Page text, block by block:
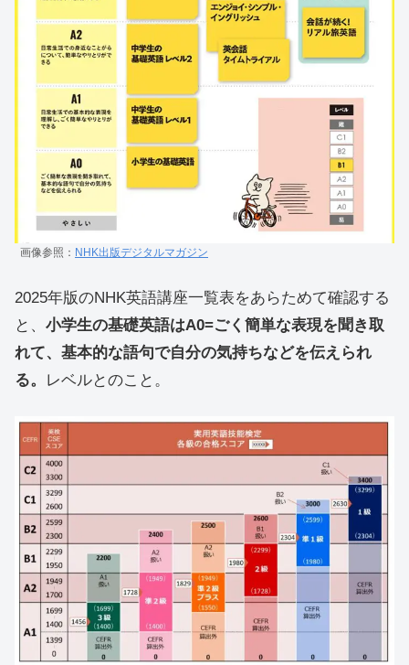
画像参照： NHK出版デジタルマガジン
2025年版のNHK英語講座一覧表をあらためて確認する
と、 小学生の基礎英語はA0=ごく簡単な表現を聞き取
れて、基本的な語句で自分の気持ちなどを伝えられ
る。
レベルとのこと。